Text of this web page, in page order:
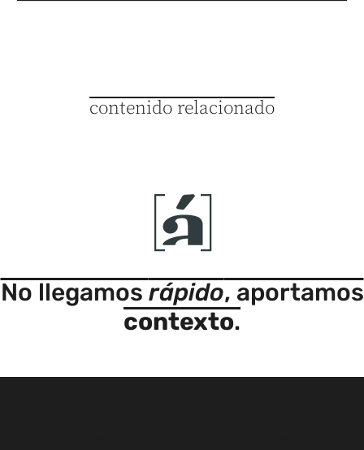
contenido relacionado
No llegamos rápido, aportamos
contexto.